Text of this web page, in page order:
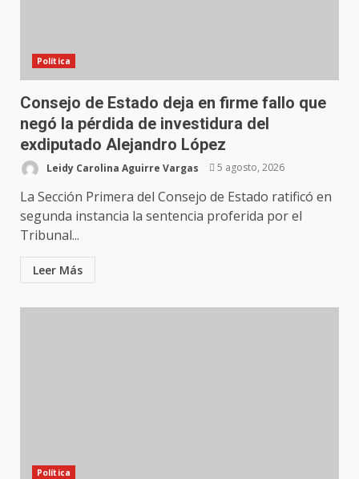
Política
Consejo de Estado deja en firme fallo que
negó la pérdida de investidura del
exdiputado Alejandro López
Leidy Carolina Aguirre Vargas 5 agosto, 2026
La Sección Primera del Consejo de Estado ratificó en
segunda instancia la sentencia proferida por el
Tribunal...
Leer Más
Política